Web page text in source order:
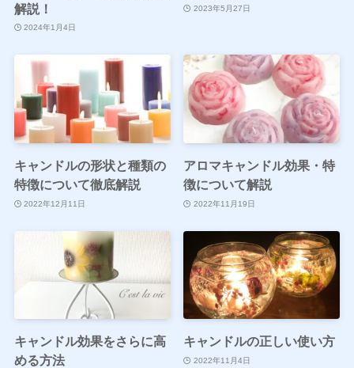
解説！
2024年1月4日
2023年5月27日
キャンドルの形状と種類の
特徴について徹底解説
2022年12月11日
アロマキャンドル効果・特
徴について解説
2022年11月19日
キャンドル効果をさらに高
める方法
キャンドルの正しい使い方
2022年11月4日